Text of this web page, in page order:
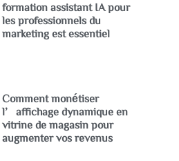
formation assistant IA pour
les professionnels du
marketing est essentiel
Comment monétiser
l’affichage dynamique en
vitrine de magasin pour
augmenter vos revenus